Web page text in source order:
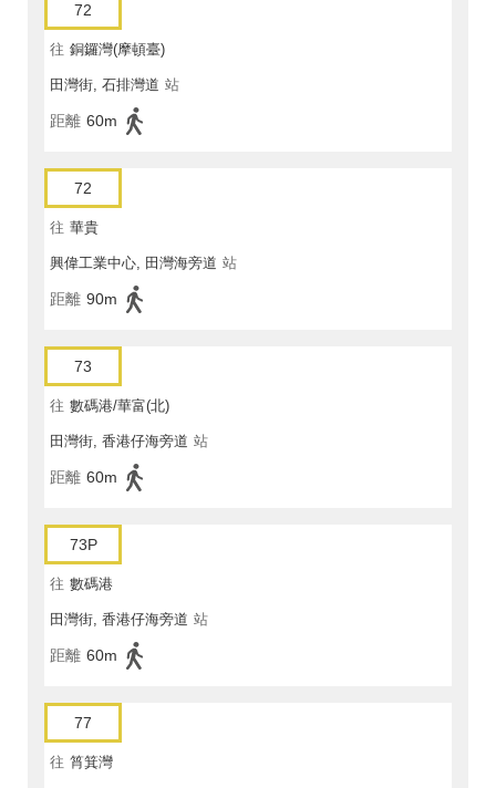
72
往 銅鑼灣(摩頓臺)
田灣街, 石排灣道 站
距離 60m
72
往 華貴
興偉工業中心, 田灣海旁道 站
距離 90m
73
往 數碼港/華富(北)
田灣街, 香港仔海旁道 站
距離 60m
73P
往 數碼港
田灣街, 香港仔海旁道 站
距離 60m
77
往 筲箕灣